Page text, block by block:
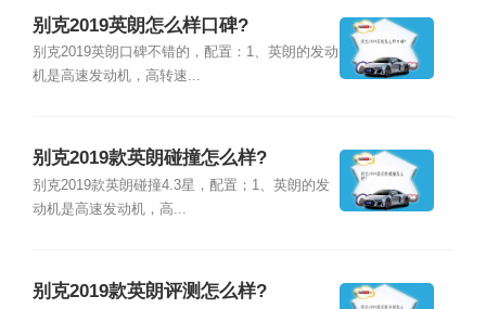
别克2019英朗怎么样口碑?
别克2019英朗口碑不错的，配置：1、英朗的发动
机是高速发动机，高转速...
别克2019款英朗碰撞怎么样?
别克2019款英朗碰撞4.3星，配置；1、英朗的发
动机是高速发动机，高...
别克2019款英朗评测怎么样?